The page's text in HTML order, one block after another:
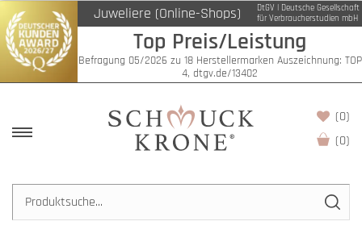
Juweliere (Online-Shops)
DtGV | Deutsche Gesellschaft
für Verbraucherstudien mbH
Top Preis/Leistung
Befragung 05/2026 zu 18 Herstellermarken Auszeichnung: TOP
4, dtgv.de/13402
(0)
(0)